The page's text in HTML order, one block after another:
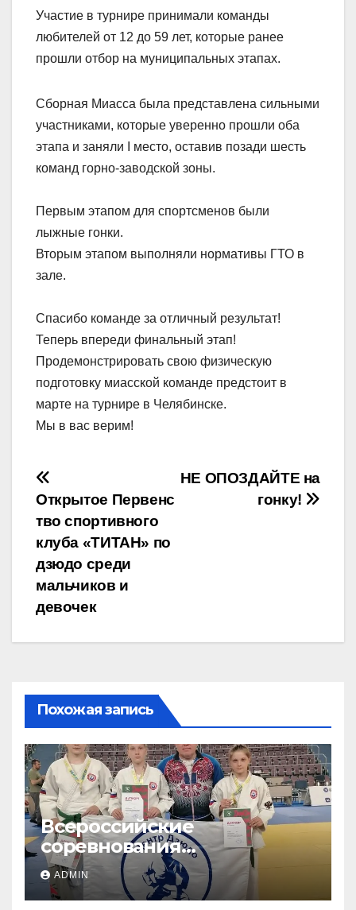
Участие в турнире принимали команды
любителей от 12 до 59 лет, которые ранее
прошли отбор на муниципальных этапах.
Сборная Миасса была представлена сильными
участниками, которые уверенно прошли оба
этапа и заняли I место, оставив позади шесть
команд горно-заводской зоны.
Первым этапом для спортсменов были
лыжные гонки.
Вторым этапом выполняли нормативы ГТО в
зале.
Спасибо команде за отличный результат!
Теперь впереди финальный этап!
Продемонстрировать свою физическую
подготовку миасской команде предстоит в
марте на турнире в Челябинске.
Мы в вас верим!
Навигация
по
записям
НЕ ОПОЗДАЙТЕ на
гонку!
Открытое Первенс
тво спортивного
клуба «ТИТАН» по
дзюдо среди
мальчиков и
девочек
Похожая запись
Всероссийские
соревнования
«ЛОКОДЗЮДО»!
ADMIN